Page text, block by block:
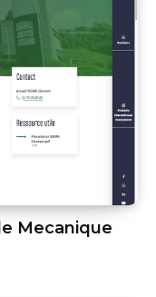
Mecanique